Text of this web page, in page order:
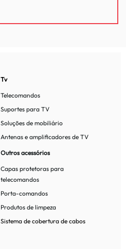
Tv
Telecomandos
Suportes para TV
Soluções de mobiliário
Antenas e amplificadores de TV
Outros acessórios
Capas protetoras para
telecomandos
Porta-comandos
Produtos de limpeza
Sistema de cobertura de cabos